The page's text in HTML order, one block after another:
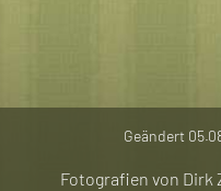
Geändert
Fotografien von Dirk